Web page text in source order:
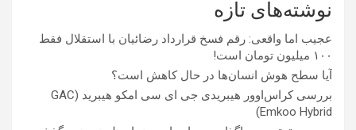
نوشته‌های تازه
عجیب اما واقعی: رقم فسخ قرارداد رضائیان با استقلال فقط
۱۰۰ میلیون تومان است!
آیا سطح هوش انسان‌ها در حال کاهش است؟
بررسی کراس‌اوور هیبریدی جی ای سی امکو هیبرید (GAC
Emkoo Hybrid)